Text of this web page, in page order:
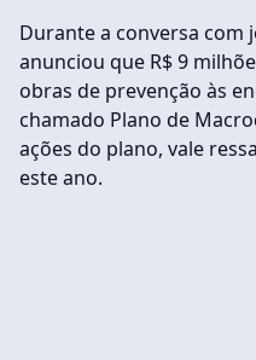
Durante a conversa com
anunciou que R$ 9
obras de prevenção às
chamado Plano de
ações do plano, vale
este ano.